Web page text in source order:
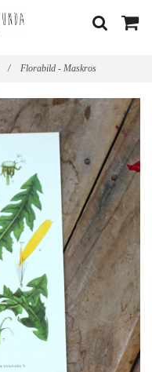
/ Florabild - Maskros